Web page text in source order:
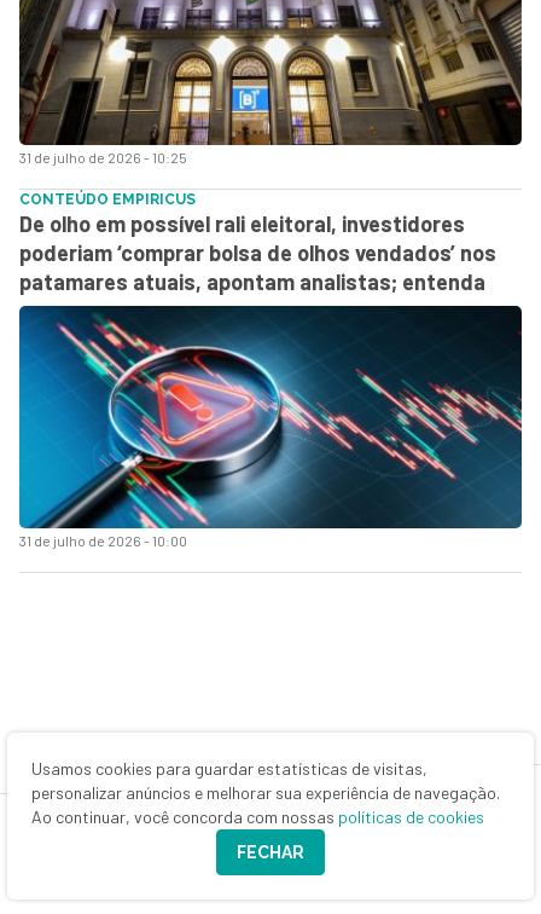
31 de julho de 2026 - 10:25
31 de julho de 2026 - 10:00
CONTEÚDO EMPIRICUS
De olho em possível rali eleitoral, investidores
poderiam ‘comprar bolsa de olhos vendados’ nos
patamares atuais, apontam analistas; entenda
Usamos cookies para guardar estatísticas de visitas,
personalizar anúncios e melhorar sua experiência de navegação.
Ao continuar, você concorda com nossas políticas de cookies
FECHAR